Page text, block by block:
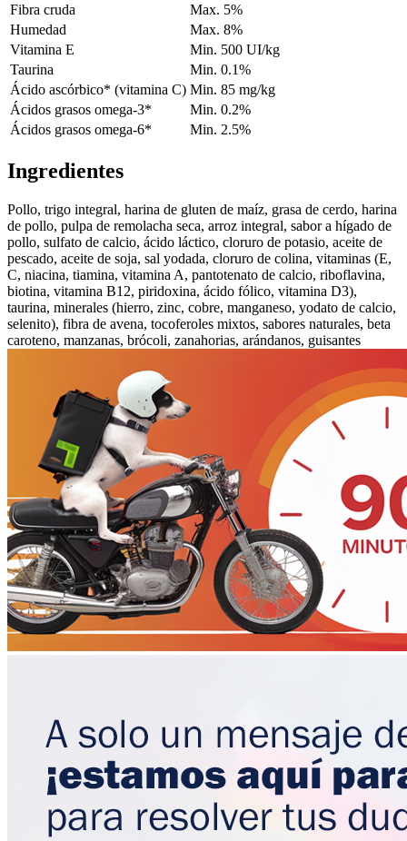
Fibra cruda
Max. 5%
Humedad
Max. 8%
Vitamina E
Min. 500 UI/kg
Taurina
Min. 0.1%
Ácido ascórbico* (vitamina C) Min. 85 mg/kg
Ácidos grasos omega-3*
Min. 0.2%
Ácidos grasos omega-6*
Min. 2.5%
Ingredientes
Pollo, trigo integral, harina de gluten de maíz, grasa de cerdo, harina
de pollo, pulpa de remolacha seca, arroz integral, sabor a hígado de
pollo, sulfato de calcio, ácido láctico, cloruro de potasio, aceite de
pescado, aceite de soja, sal yodada, cloruro de colina, vitaminas (E,
C, niacina, tiamina, vitamina A, pantotenato de calcio, riboflavina,
biotina, vitamina B12, piridoxina, ácido fólico, vitamina D3),
taurina, minerales (hierro, zinc, cobre, manganeso, yodato de calcio,
selenito), fibra de avena, tocoferoles mixtos, sabores naturales, beta
caroteno, manzanas, brócoli, zanahorias, arándanos, guisantes